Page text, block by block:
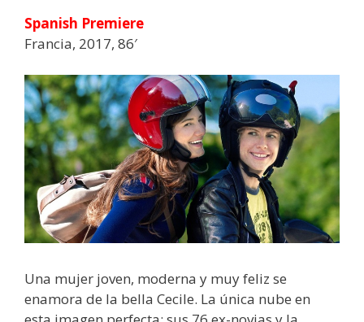
Spanish Premiere
Francia, 2017, 86′
Una mujer joven, moderna y muy feliz se
enamora de la bella Cecile. La única nube en